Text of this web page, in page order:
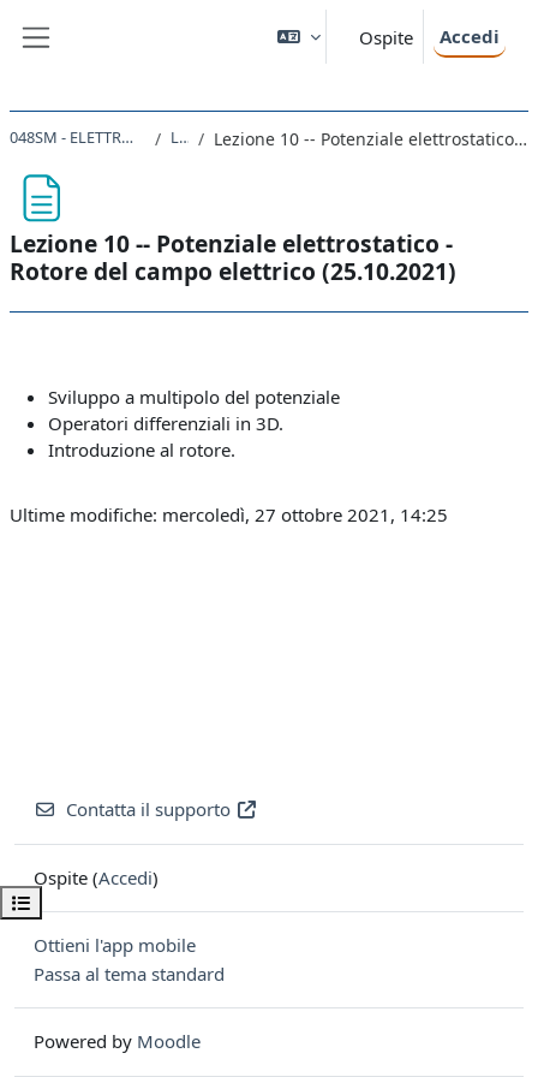
Ospite Accedi
Apri indice del corso
048SM - ELETTROMAGNETISMO 2021 Lezioni Lezione 10 -- Potenziale elettrostatico - Rotore del campo elettrico (25.10.2021)
Lezione 10 -- Potenziale elettrostatico -
Rotore del campo elettrico (25.10.2021)
Sviluppo a multipolo del potenziale
Operatori differenziali in 3D.
Introduzione al rotore.
Ultime modifiche: mercoledì, 27 ottobre 2021, 14:25
Contatta il supporto
Ospite (Accedi)
Ottieni l'app mobile
Passa al tema standard
Powered by Moodle